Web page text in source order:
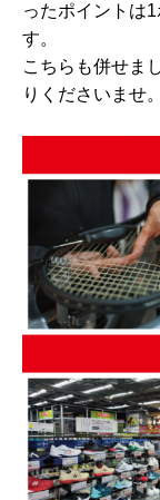
ったポイントは
す。
こちらも併せま
りくださいませ。